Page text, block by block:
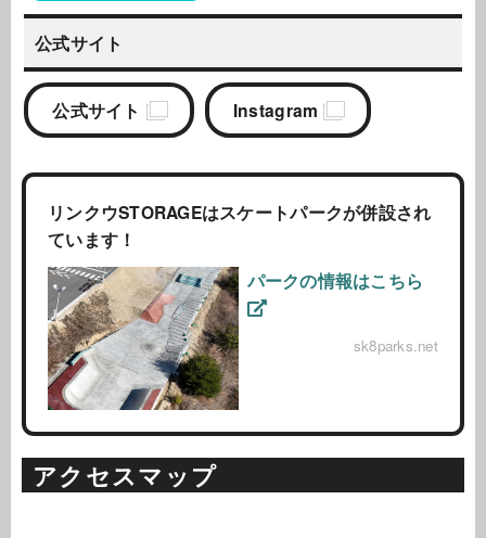
公式サイト
公式サイト Instagram
リンクウSTORAGEはスケートパークが併設され
ています！
パークの情報はこちら
sk8parks.net
アクセスマップ